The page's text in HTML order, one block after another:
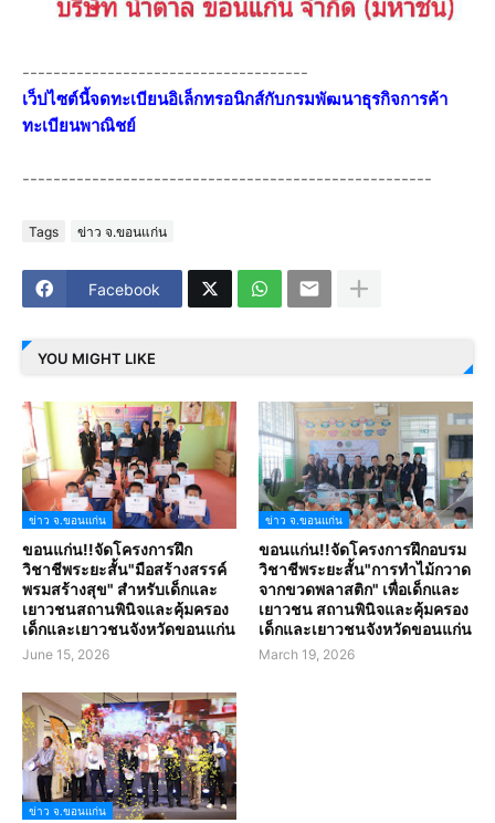
-------------------------------------
เว็ปไซต์นี้จดทะเบียนอิเล็กทรอนิกส์กับกรมพัฒนาธุรกิจการค้า
ทะเบียนพาณิชย์
-----------------------------------------------------
Tags ข่าว จ.ขอนแก่น
Facebook
YOU MIGHT LIKE
ข่าว จ.ขอนแก่น
ขอนแก่น!!จัดโครงการฝึก
วิชาชีพระยะสั้น"มือสร้างสรรค์
พรมสร้างสุข" สำหรับเด็กและ
เยาวชนสถานพินิจและคุ้มครอง
เด็กและเยาวชนจังหวัดขอนแก่น
June 15, 2026
ข่าว จ.ขอนแก่น
ขอนแก่น!!จัดโครงการฝึกอบรม
วิชาชีพระยะสั้น"การทำไม้กวาด
จากขวดพลาสติก" เพื่อเด็กและ
เยาวชน สถานพินิจและคุ้มครอง
เด็กและเยาวชนจังหวัดขอนแก่น
March 19, 2026
ข่าว จ.ขอนแก่น